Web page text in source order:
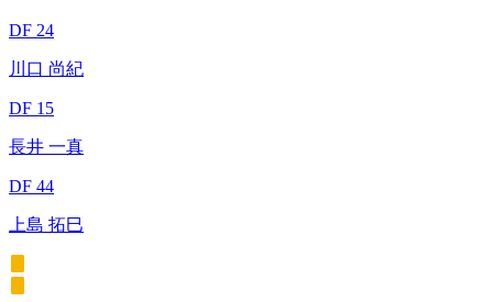
DF 24
川口 尚紀
DF 15
長井 一真
DF 44
上島 拓巳